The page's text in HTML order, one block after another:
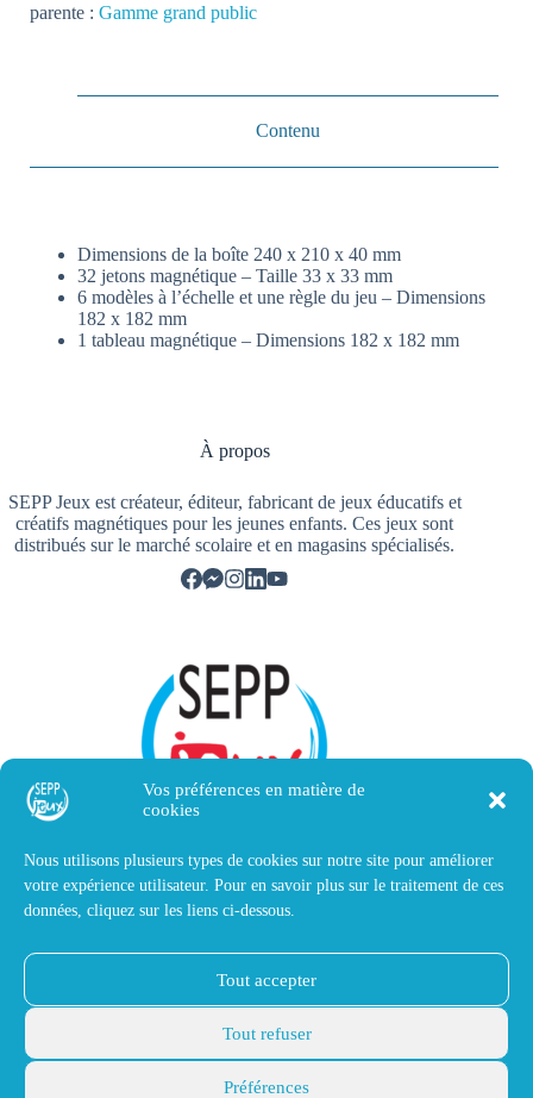
Vos préférences en matière de
cookies
Nous utilisons plusieurs types de cookies sur notre site pour améliorer
votre expérience utilisateur. Pour en savoir plus sur le traitement de ces
données, cliquez sur les liens ci-dessous.
Tout accepter
Tout refuser
Préférences
parente : Gamme grand public
Contenu
Dimensions de la boîte 240 x 210 x 40 mm
32 jetons magnétique – Taille 33 x 33 mm
6 modèles à l’échelle et une règle du jeu – Dimensions
182 x 182 mm
1 tableau magnétique – Dimensions 182 x 182 mm
À propos
SEPP Jeux est créateur, éditeur, fabricant de jeux éducatifs et
créatifs magnétiques pour les jeunes enfants. Ces jeux sont
distribués sur le marché scolaire et en magasins spécialisés.
Nous contacter
SEPP Jeux
14 avenue Victor Hugo
40510 Seignosse, France
contact@sepp-magnetique.fr
+33(0)5 58 72 82 45
Mentions légales
Déclaration de